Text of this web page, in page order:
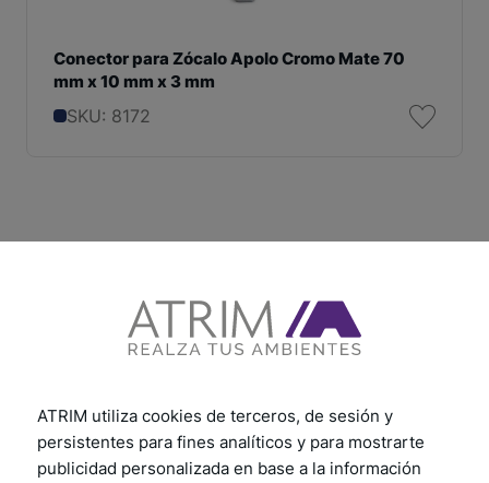
Conector para Zócalo Apolo Cromo Mate 70
mm x 10 mm x 3 mm
SKU: 8172
ATRIM utiliza cookies de terceros, de sesión y
persistentes para fines analíticos y para mostrarte
publicidad personalizada en base a la información